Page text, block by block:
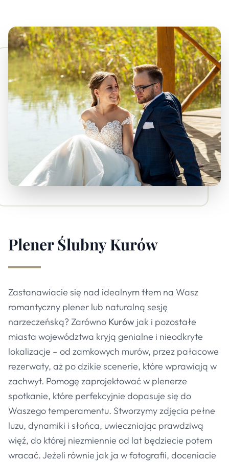
Plener ŚlubnyKurów
Zastanawiacie się nad idealnym tłem na Wasz
romantyczny plener lub naturalną sesję
narzeczeńską? Zarówno Kurów jak i pozostałe
miasta województwa kryją genialne i nieodkryte
lokalizacje – od zamkowych murów, przez pałacowe
rezerwaty, aż po dzikie scenerie, które wprawiają w
zachwyt. Pomogę zaprojektować w plenerze
spotkanie, które perfekcyjnie dopasuje się do
Waszego temperamentu. Stworzymy zdjęcia pełne
luzu, dynamiki i słońca, uwieczniając prawdziwą
więź, do której niezmiennie od lat będziecie potem
wracać. Jeżeli równie jak ja w fotografii, doceniacie